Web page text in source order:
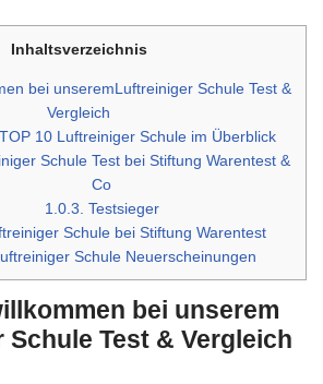
Inhaltsverzeichnis
bei unseremLuftreiniger Schule Test &
Vergleich
10 Luftreiniger Schule im Überblick
Schule Test bei Stiftung Warentest &
Co
1.0.3. Testsieger
Schule bei Stiftung Warentest
Schule Neuerscheinungen
bei unserem
Schule Test & Vergleich